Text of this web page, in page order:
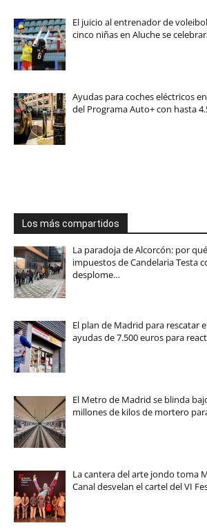
El juicio al entrenador de
cinco niñas en Aluche se
Ayudas para coches eléctricos
del Programa Auto+ con hasta
Los más compartidos
La paradoja de Alcorcón: por
impuestos de Candelaria Testa
desplome…
El plan de Madrid para rescatar
ayudas de 7.500 euros para
El Metro de Madrid se blinda
millones de kilos de mortero
La cantera del arte jondo toma
Canal desvelan el cartel del VI